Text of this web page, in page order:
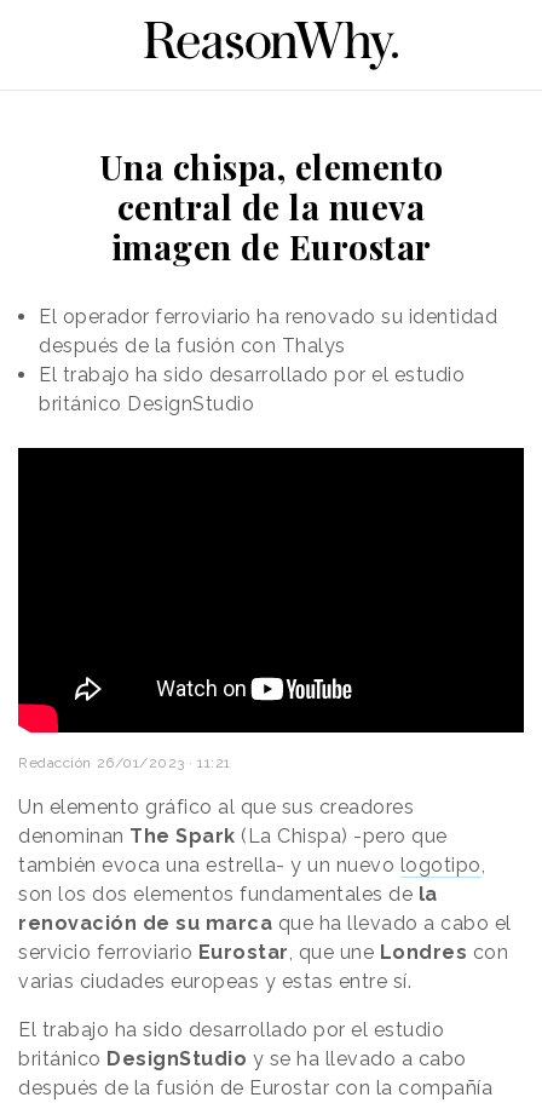
Una chispa, elemento
central de la nueva
imagen de Eurostar
El operador ferroviario ha renovado su identidad
después de la fusión con Thalys
El trabajo ha sido desarrollado por el estudio
británico DesignStudio
Redacción 26/01/2023 · 11:21
Un elemento gráfico al que sus creadores
denominan The Spark (La Chispa) -pero que
también evoca una estrella- y un nuevo logotipo,
son los dos elementos fundamentales de la
renovación de su marca que ha llevado a cabo el
servicio ferroviario Eurostar, que une Londres con
varias ciudades europeas y estas entre sí.
El trabajo ha sido desarrollado por el estudio
británico DesignStudio y se ha llevado a cabo
después de la fusión de Eurostar con la compañía